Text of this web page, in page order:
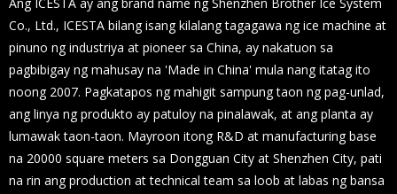
Ang ICESTA ay ang brand name ng Shenzhen Brother Ice System
Co., Ltd., ICESTA bilang isang kilalang tagagawa ng ice machine at
pinuno ng industriya at pioneer sa China, ay nakatuon sa
pagbibigay ng mahusay na 'Made in China' mula nang itatag ito
noong 2007. Pagkatapos ng mahigit sampung taon ng pag-unlad,
ang linya ng produkto ay patuloy na pinalawak, at ang planta ay
lumawak taon-taon. Mayroon itong R&D at manufacturing base
na 20000 square meters sa Dongguan City at Shenzhen City, pati
na rin ang production at technical team sa loob at labas ng bansa